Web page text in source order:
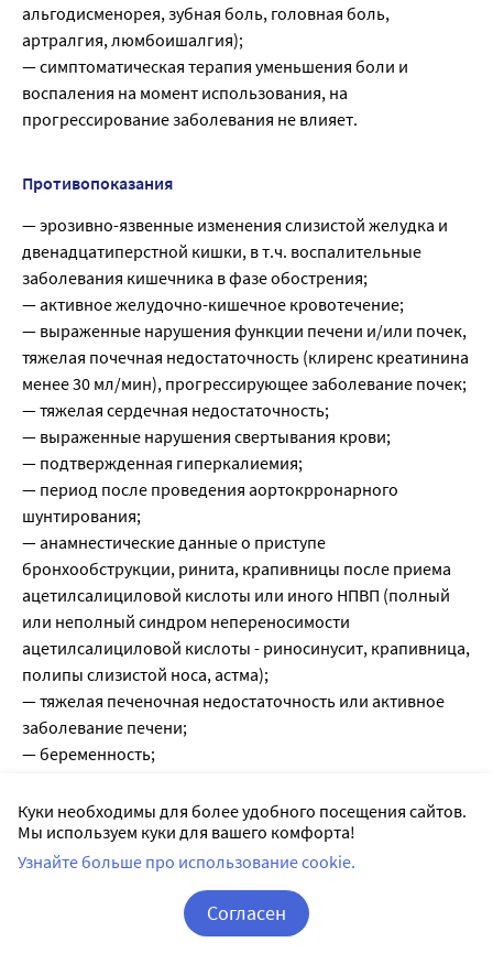
альгодисменорея, зубная боль, головная боль,
артралгия, люмбоишалгия);
— симптоматическая терапия уменьшения боли и
воспаления на момент использования, на
прогрессирование заболевания не влияет.
Противопоказания
— эрозивно-язвенные изменения слизистой желудка и
двенадцатиперстной кишки, в т.ч. воспалительные
заболевания кишечника в фазе обострения;
— активное желудочно-кишечное кровотечение;
— выраженные нарушения функции печени и/или почек,
тяжелая почечная недостаточность (клиренс креатинина
менее 30 мл/мин), прогрессирующее заболевание почек;
— тяжелая сердечная недостаточность;
— выраженные нарушения свертывания крови;
— подтвержденная гиперкалиемия;
— период после проведения аортокрронарного
шунтирования;
— анамнестические данные о приступе
бронхообструкции, ринита, крапивницы после приема
ацетилсалициловой кислоты или иного НПВП (полный
или неполный синдром непереносимости
ацетилсалициловой кислоты - риносинусит, крапивница,
полипы слизистой носа, астма);
— тяжелая печеночная недостаточность или активное
заболевание печени;
— беременность;
— детский возраст до 12 лет;
— повышенная чувствительность к нимесулиду и
компонентам препарата.
С осторожностью: ишемическая болезнь сердца,
Куки необходимы для более удобного посещения сайтов.
Мы используем куки для вашего комфорта!
Узнайте больше про использование cookie.
Согласен